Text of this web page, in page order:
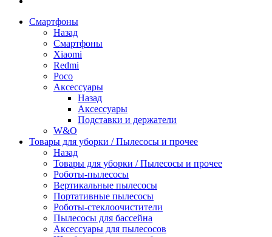
Смартфоны
Назад
Смартфоны
Xiaomi
Redmi
Poco
Аксессуары
Назад
Аксессуары
Подставки и держатели
W&O
Товары для уборки / Пылесосы и прочее
Назад
Товары для уборки / Пылесосы и прочее
Роботы-пылесосы
Вертикальные пылесосы
Портативные пылесосы
Роботы-стеклоочистители
Пылесосы для бассейна
Аксессуары для пылесосов